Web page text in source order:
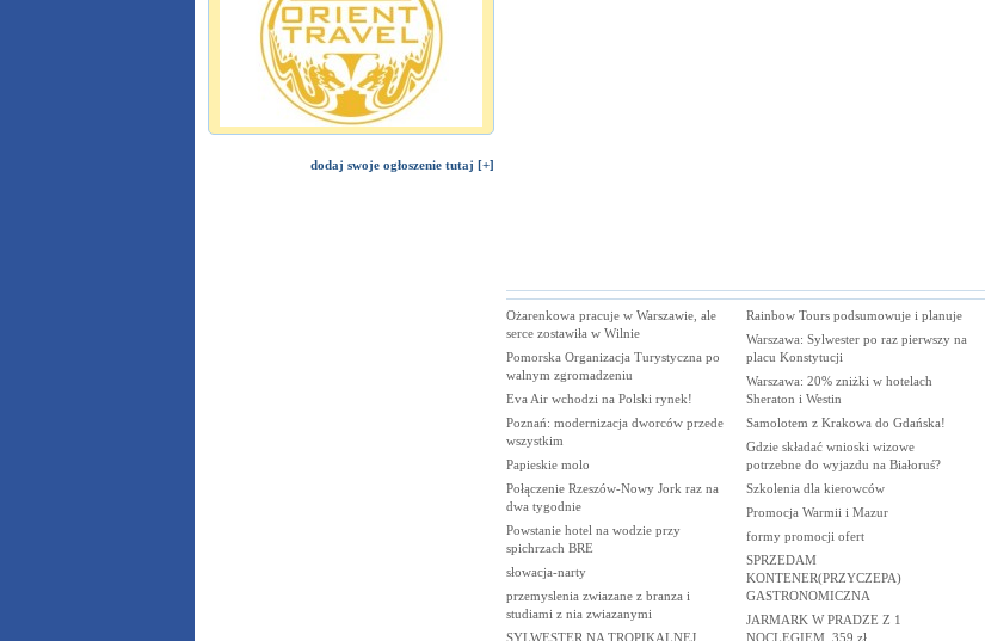
dodaj swoje ogłoszenie tutaj [+]
Ożarenkowa pracuje w Warszawie, ale
serce zostawiła w Wilnie
Pomorska Organizacja Turystyczna po
walnym zgromadzeniu
Eva Air wchodzi na Polski rynek!
Poznań: modernizacja dworców przede
wszystkim
Papieskie molo
Połączenie Rzeszów-Nowy Jork raz na
dwa tygodnie
Powstanie hotel na wodzie przy
spichrzach BRE
słowacja-narty
przemyslenia zwiazane z branza i
studiami z nia zwiazanymi
SYLWESTER NA TROPIKALNEJ
Rainbow Tours podsumowuje i planuje
Warszawa: Sylwester po raz pierwszy na
placu Konstytucji
Warszawa: 20% zniżki w hotelach
Sheraton i Westin
Samolotem z Krakowa do Gdańska!
Gdzie składać wnioski wizowe
potrzebne do wyjazdu na Białoruś?
Szkolenia dla kierowców
Promocja Warmii i Mazur
formy promocji ofert
SPRZEDAM
KONTENER(PRZYCZEPA)
GASTRONOMICZNA
JARMARK W PRADZE Z 1
NOCLEGIEM. 359 zł.